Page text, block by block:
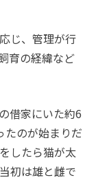
じ、管理が行
育の経緯など
借家にいた約6
たのが始まりだ
したら猫が太
初は雄と雌で